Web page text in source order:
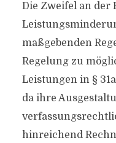
Die Zweifel an der
maßgebenden
Regelung zu
Leistungen in §
da ihre
hinreichend